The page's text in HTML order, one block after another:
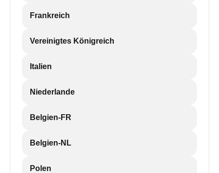
Frankreich
Vereinigtes Königreich
Italien
Niederlande
Belgien-FR
Belgien-NL
Polen